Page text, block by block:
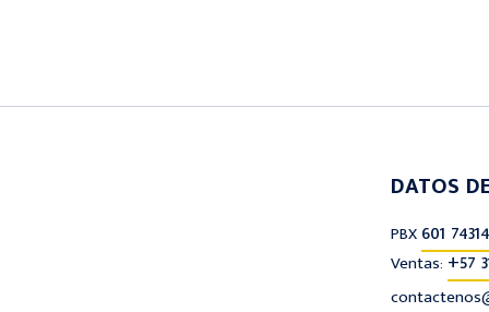
DATOS
PBX 601
Ventas: +57